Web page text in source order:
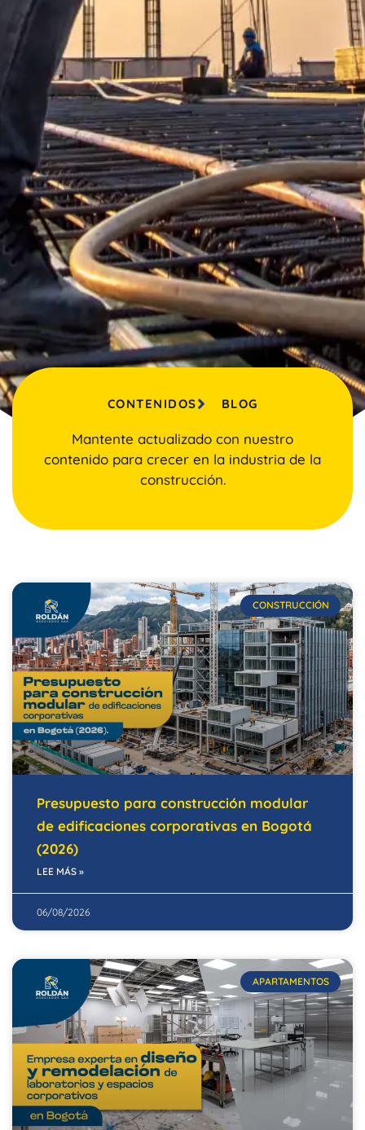
CONTENIDOS BLOG
Mantente actualizado con nuestro
contenido para crecer en la industria de la
construcción.
CONSTRUCCIÓN
Presupuesto para construcción modular
de edificaciones corporativas en Bogotá
(2026)
LEE MÁS »
06/08/2026
APARTAMENTOS